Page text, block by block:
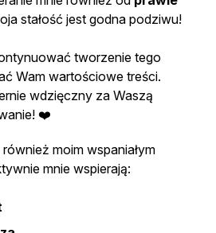
stałość jest godna podziwu!
tworzenie tego
Wam wartościowe treści.
wdzięczny za Waszą
❤️
moim wspaniałym
mnie wspierają: